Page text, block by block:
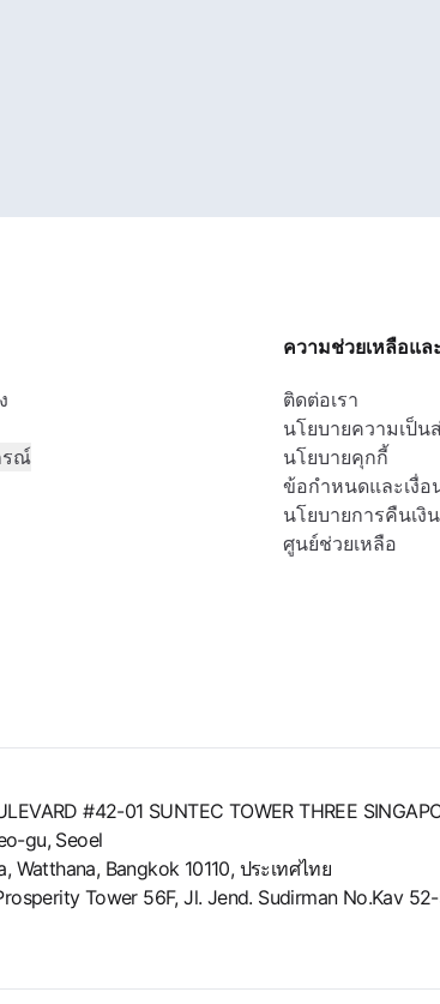
รณ์
ความช่วยเหลือแ
ติดต่อเรา
นโยบายความเป็น
นโยบายคุกกี้
ข้อกำหนดและเงื่อ
นโยบายการคืนเงิน
ศูนย์ช่วยเหลือ
#42-01 SUNTEC TOWER THREE
gu, Seoel
Bangkok 10110, ประเทศไทย
Tower 56F, Jl. Jend. Sudirman No.Kav